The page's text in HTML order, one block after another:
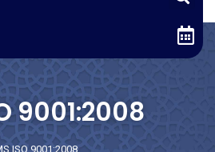
9001:2008
ISO 9001:2008